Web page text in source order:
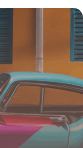
roues